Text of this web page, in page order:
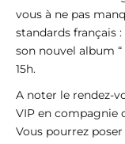
vous à ne pas
standards français :
son nouvel album “
15h.
A noter le rendez-
VIP en compagnie
Vous pourrez